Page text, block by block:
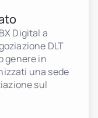
Digital a
DLT
genere in
una sede
sul